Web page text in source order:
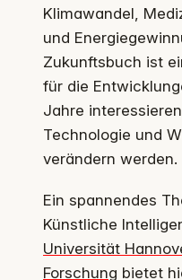
Klimawandel,
und
Zukunftsbuch ist
für die
Jahre
Technologie und
verändern werden.
Ein spannendes
Künstliche
Universität
Forschung bietet